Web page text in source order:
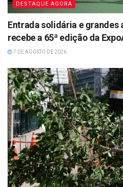
DESTAQUE AGORA
Entrada solidária e grandes
recebe a 65ª edição da
7 DE AGOSTO DE 2026